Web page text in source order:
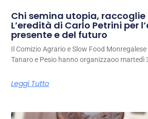
Chi semina utopia, raccoglie
L’eredità di Carlo Petrini per
presente e del futuro
Il Comizio Agrario e Slow Food Monregalese
Tanaro e Pesio hanno organizzaoo martedì
Leggi Tutto